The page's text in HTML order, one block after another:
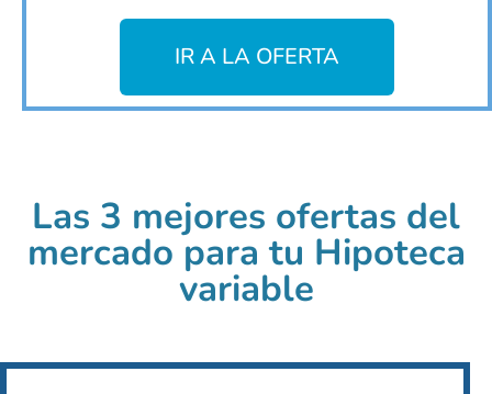
IR A LA OFERTA
Las 3 mejores ofertas del
mercado para tu Hipoteca
variable